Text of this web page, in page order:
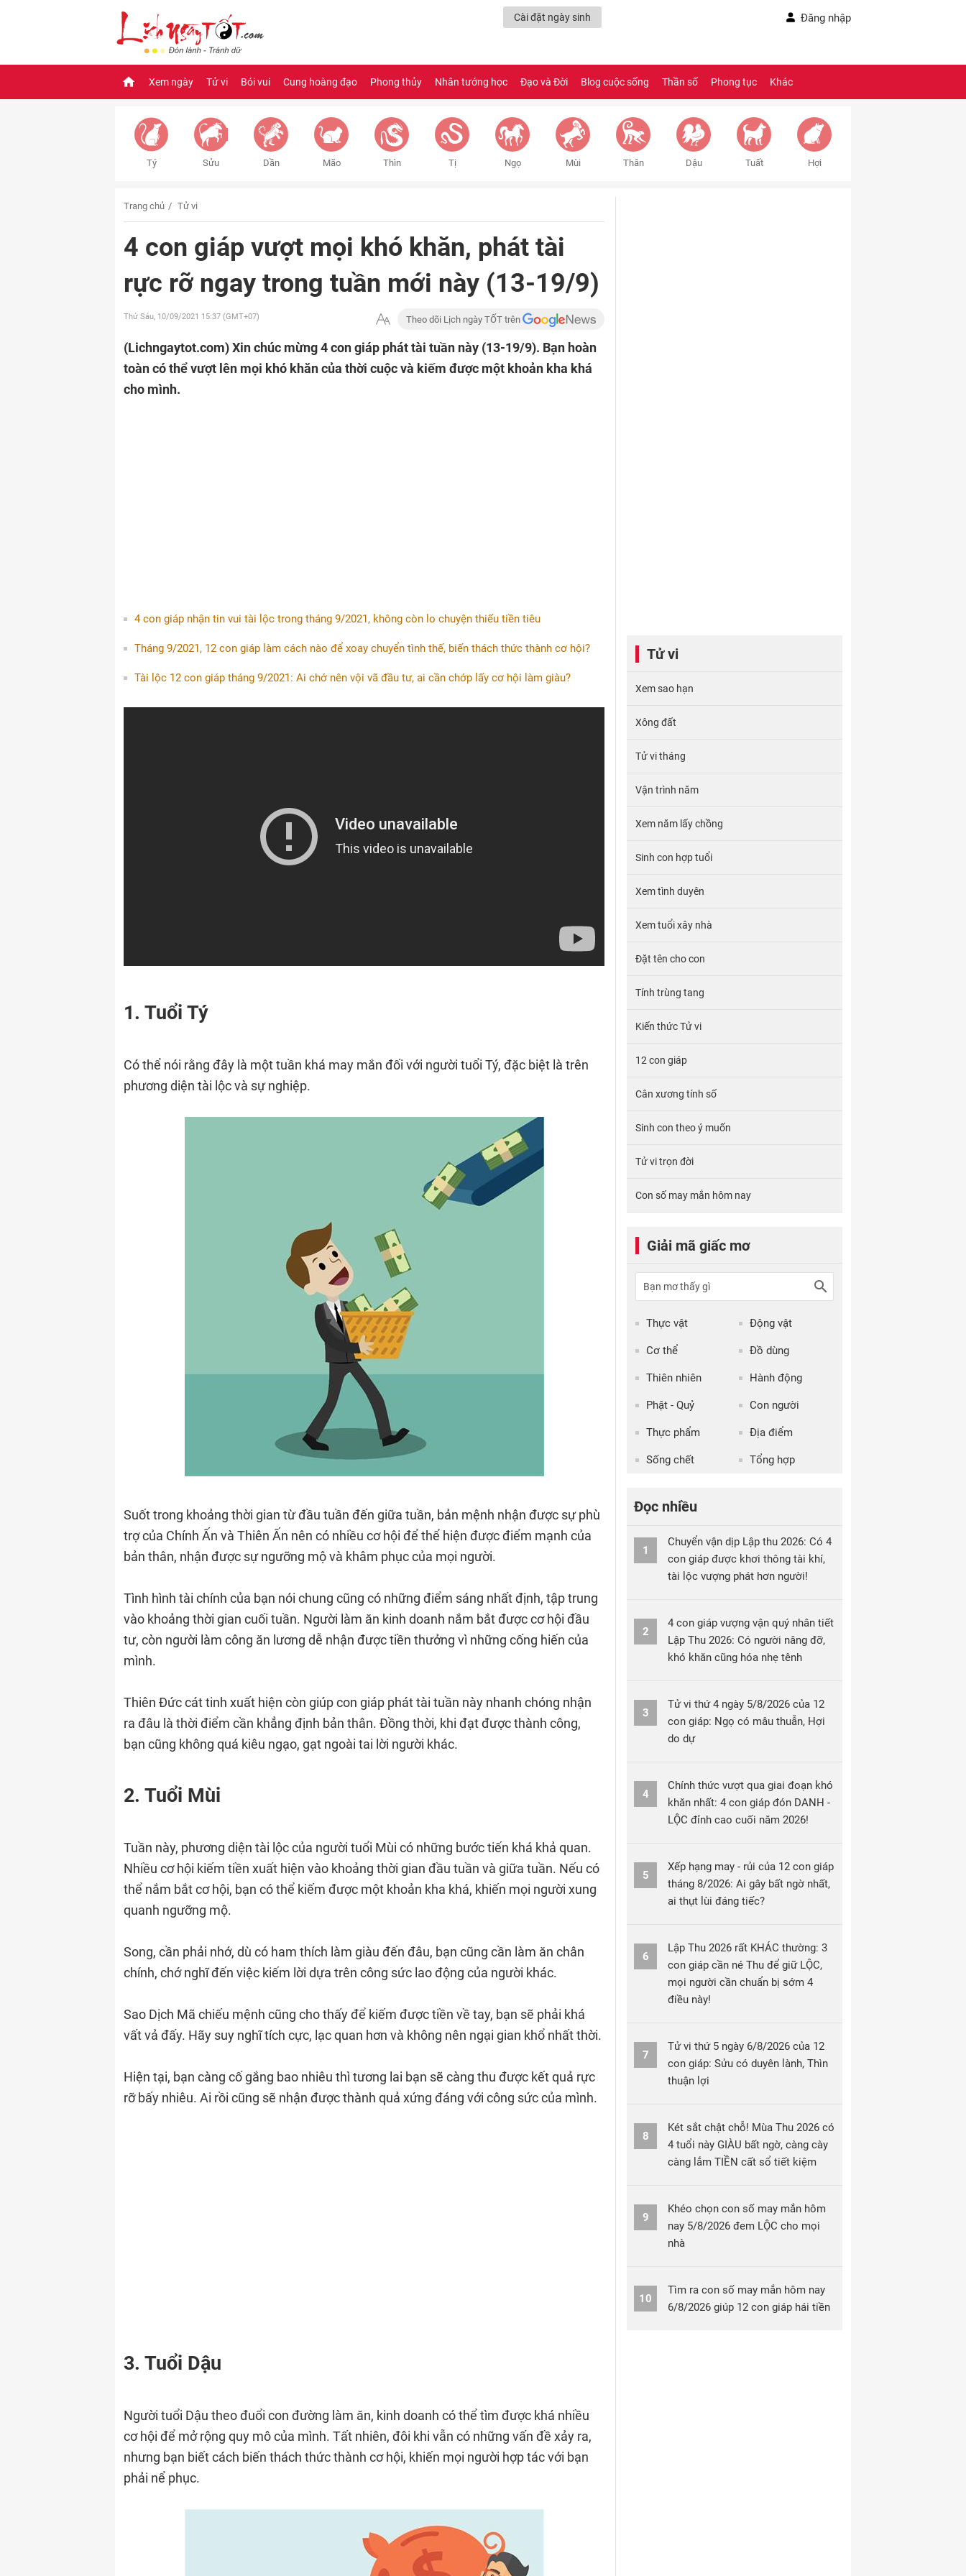
Cài đặt ngày sinh Đăng nhập
Xem ngày Tử vi Bói vui Cung hoàng đạo Phong thủy Nhân tướng học Đạo và Đời Blog cuộc sống Thần số Phong tục Khác
Tý Sửu Dần Mão Thìn Tị Ngọ Mùi Thân Dậu Tuất Hợi
Trang chủ Tử vi
4 con giáp vượt mọi khó khăn, phát tài
rực rỡ ngay trong tuần mới này (13-19/9)
Thứ Sáu, 10/09/2021 15:37 (GMT+07) Theo dõi Lịch ngày TỐT trên
(Lichngaytot.com)Xin chúc mừng 4 con giáp phát tài tuần này (13-19/9). Bạn hoàn
toàn có thể vượt lên mọi khó khăn của thời cuộc và kiếm được một khoản kha khá
cho mình.
4 con giáp nhận tin vui tài lộc trong tháng 9/2021, không còn lo chuyện thiếu tiền tiêu
Tháng 9/2021, 12 con giáp làm cách nào để xoay chuyển tình thế, biến thách thức thành cơ hội?
Tài lộc 12 con giáp tháng 9/2021: Ai chớ nên vội vã đầu tư, ai cần chớp lấy cơ hội làm giàu?
1. Tuổi Tý
Có thể nói rằng đây là một tuần khá may mắn đối với người tuổi Tý, đặc biệt là trên
phương diện tài lộc và sự nghiệp.
Suốt trong khoảng thời gian từ đầu tuần đến giữa tuần, bản mệnh nhận được sự phù
trợ của Chính Ấn và Thiên Ấn nên có nhiều cơ hội để thể hiện được điểm mạnh của
bản thân, nhận được sự ngưỡng mộ và khâm phục của mọi người.
Tình hình tài chính của bạn nói chung cũng có những điểm sáng nhất định, tập trung
vào khoảng thời gian cuối tuần. Người làm ăn kinh doanh nắm bắt được cơ hội đầu
tư, còn người làm công ăn lương dễ nhận được tiền thưởng vì những cống hiến của
mình.
Thiên Đức cát tinh xuất hiện còn giúp con giáp phát tài tuần này nhanh chóng nhận
ra đâu là thời điểm cần khẳng định bản thân. Đồng thời, khi đạt được thành công,
bạn cũng không quá kiêu ngạo, gạt ngoài tai lời người khác.
2. Tuổi Mùi
Tuần này, phương diện tài lộc của người tuổi Mùi có những bước tiến khá khả quan.
Nhiều cơ hội kiếm tiền xuất hiện vào khoảng thời gian đầu tuần và giữa tuần. Nếu có
thể nắm bắt cơ hội, bạn có thể kiếm được một khoản kha khá, khiến mọi người xung
quanh ngưỡng mộ.
Song, cần phải nhớ, dù có ham thích làm giàu đến đâu, bạn cũng cần làm ăn chân
chính, chớ nghĩ đến việc kiếm lời dựa trên công sức lao động của người khác.
Sao Dịch Mã chiếu mệnh cũng cho thấy để kiếm được tiền về tay, bạn sẽ phải khá
vất vả đấy. Hãy suy nghĩ tích cực, lạc quan hơn và không nên ngại gian khổ nhất thời.
Hiện tại, bạn càng cố gắng bao nhiêu thì tương lai bạn sẽ càng thu được kết quả rực
rỡ bấy nhiêu. Ai rồi cũng sẽ nhận được thành quả xứng đáng với công sức của mình.
3. Tuổi Dậu
Người tuổi Dậu theo đuổi con đường làm ăn, kinh doanh có thể tìm được khá nhiều
cơ hội để mở rộng quy mô của mình. Tất nhiên, đôi khi vẫn có những vấn đề xảy ra,
nhưng bạn biết cách biến thách thức thành cơ hội, khiến mọi người hợp tác với bạn
phải nể phục.
Tử vi
Xem sao hạn
Xông đất
Tử vi tháng
Vận trình năm
Xem năm lấy chồng
Sinh con hợp tuổi
Xem tình duyên
Xem tuổi xây nhà
Đặt tên cho con
Tính trùng tang
Kiến thức Tử vi
12 con giáp
Cân xương tính số
Sinh con theo ý muốn
Tử vi trọn đời
Con số may mắn hôm nay
Giải mã giấc mơ
Thực vật Động vật
Cơ thể Đồ dùng
Thiên nhiên Hành động
Phật - Quỷ Con người
Thực phẩm Địa điểm
Sống chết Tổng hợp
Đọc nhiều
1
Chuyển vận dịp Lập thu 2026: Có 4
con giáp được khơi thông tài khí,
tài lộc vượng phát hơn người!
2
4 con giáp vượng vận quý nhân tiết
Lập Thu 2026: Có người nâng đỡ,
khó khăn cũng hóa nhẹ tênh
3
Tử vi thứ 4 ngày 5/8/2026 của 12
con giáp: Ngọ có mâu thuẫn, Hợi
do dự
4
Chính thức vượt qua giai đoạn khó
khăn nhất: 4 con giáp đón DANH -
LỘC đỉnh cao cuối năm 2026!
5
Xếp hạng may - rủi của 12 con giáp
tháng 8/2026: Ai gây bất ngờ nhất,
ai thụt lùi đáng tiếc?
6
Lập Thu 2026 rất KHÁC thường: 3
con giáp cần né Thu để giữ LỘC,
mọi người cần chuẩn bị sớm 4
điều này!
7
Tử vi thứ 5 ngày 6/8/2026 của 12
con giáp: Sửu có duyên lành, Thìn
thuận lợi
8
Két sắt chật chỗ! Mùa Thu 2026 có
4 tuổi này GIÀU bất ngờ, càng cày
càng lắm TIỀN cất sổ tiết kiệm
9
Khéo chọn con số may mắn hôm
nay 5/8/2026 đem LỘC cho mọi
nhà
10
Tìm ra con số may mắn hôm nay
6/8/2026 giúp 12 con giáp hái tiền